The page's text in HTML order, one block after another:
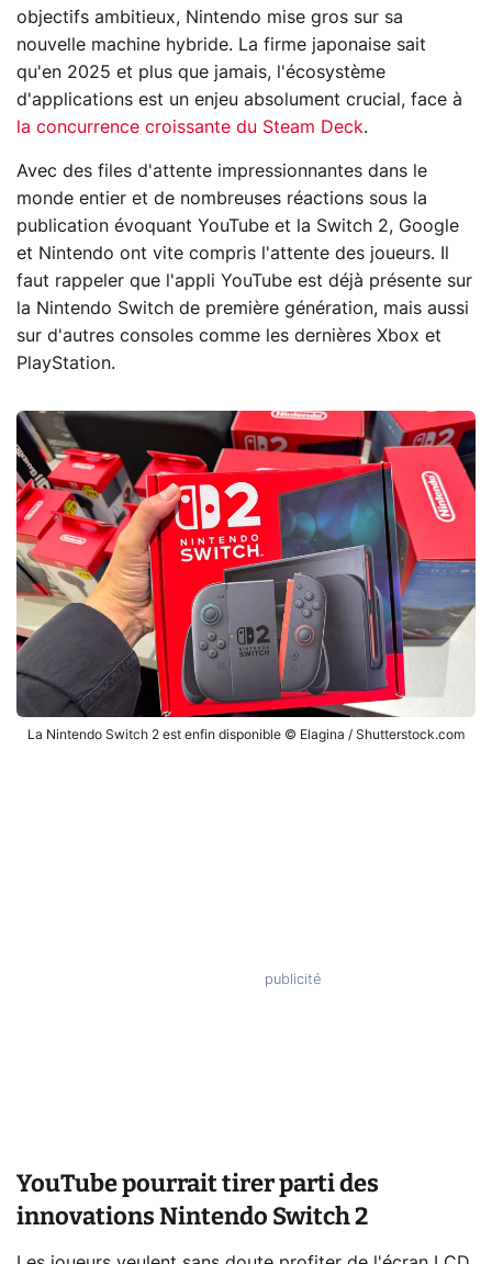
objectifs ambitieux, Nintendo mise gros sur sa
nouvelle machine hybride. La firme japonaise sait
qu'en 2025 et plus que jamais, l'écosystème
d'applications est un enjeu absolument crucial, face à
la concurrence croissante du Steam Deck.
Avec des files d'attente impressionnantes dans le
monde entier et de nombreuses réactions sous la
publication évoquant YouTube et la Switch 2, Google
et Nintendo ont vite compris l'attente des joueurs. Il
faut rappeler que l'appli YouTube est déjà présente sur
la Nintendo Switch de première génération, mais aussi
sur d'autres consoles comme les dernières Xbox et
PlayStation.
La Nintendo Switch 2 est enfin disponible © Elagina / Shutterstock.com
YouTube pourrait tirer parti des
innovations Nintendo Switch 2